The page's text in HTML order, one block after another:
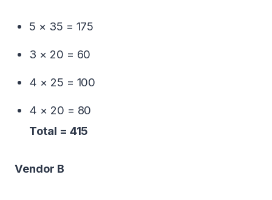
5 × 35 = 175
3 × 20 = 60
4 × 25 = 100
4 × 20 = 80
Total = 415
Vendor B